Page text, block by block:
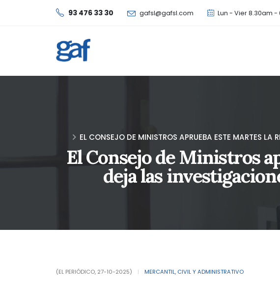
93 476 33 30 gafsl@gafsl.com Lun - Vier 8.30am -
EL CONSEJO DE MINISTROS APRUEBA ESTE MARTES
El Consejo de Ministros
deja las
(EL PERIÓDICO, 27-10-2025) | MERCANTIL, CIVIL Y ADMINISTRATIVO